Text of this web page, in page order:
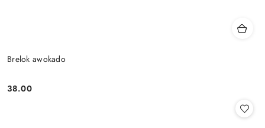
Brelok awokado
Cena:
38.00